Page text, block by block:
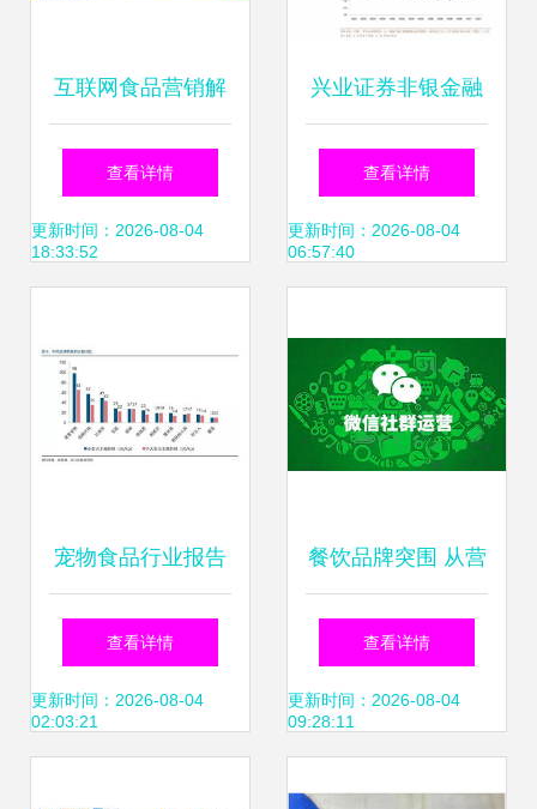
互联网食品营销解
决方案 49页干货
PPT精要指南
查看详情
更新时间：2026-08-04
18:33:52
兴业证券非银金融
行业周报 偿二代二
期优化释放行业红
业新规双管齐下滑
除混战标签
查看详情
更新时间：2026-08-04
06:57:40
宠物食品行业报告
之 中国宠物主粮市
场发展路径探讨
查看详情
更新时间：2026-08-04
02:03:21
餐饮品牌突围 从营
销策划到业绩提升
的全面指南
查看详情
更新时间：2026-08-04
09:28:11